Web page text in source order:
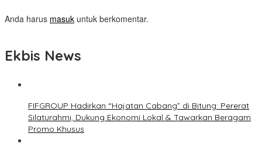
Anda harus masuk untuk berkomentar.
Ekbis News
FIFGROUP Hadirkan “Hajatan Cabang” di Bitung: Pererat
Silaturahmi, Dukung Ekonomi Lokal & Tawarkan Beragam
Promo Khusus